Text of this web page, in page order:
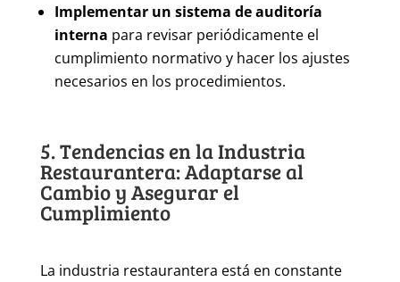
Implementar un sistema de auditoría
interna para revisar periódicamente el
cumplimiento normativo y hacer los ajustes
necesarios en los procedimientos.
5. Tendencias en la Industria
Restaurantera: Adaptarse al
Cambio y Asegurar el
Cumplimiento
La industria restaurantera está en constante